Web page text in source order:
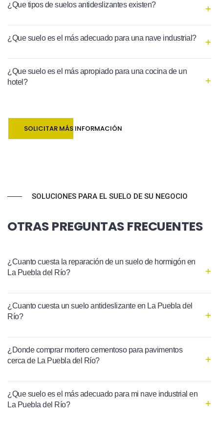
¿Que tipos de suelos antideslizantes existen?
¿Que suelo es el más adecuado para una nave industrial?
¿Que suelo es el más apropiado para una cocina de un
hotel?
SOLICITAR MÁS INFORMACIÓN
SOLUCIONES PARA EL SUELO DE SU NEGOCIO
OTRAS PREGUNTAS FRECUENTES
¿Cuanto cuesta la reparación de un suelo de hormigón en
La Puebla del Río?
¿Cuanto cuesta un suelo antideslizante en La Puebla del
Río?
¿Donde comprar mortero cementoso para pavimentos
cerca de La Puebla del Río?
¿Que suelo es el más adecuado para mi nave industrial en
La Puebla del Río?